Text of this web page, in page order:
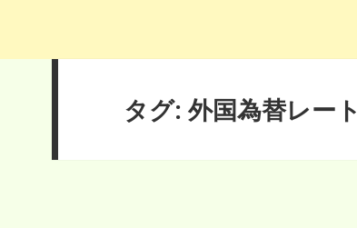
タグ:外国為替レート